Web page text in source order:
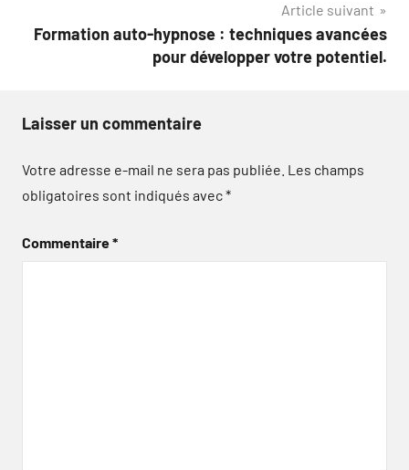
Article suivant
Formation auto-hypnose : techniques avancées
pour développer votre potentiel.
Laisser un commentaire
Votre adresse e-mail ne sera pas publiée. Les champs
obligatoires sont indiqués avec*
Commentaire*